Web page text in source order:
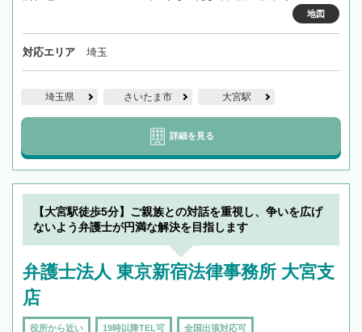
地図
対応エリア 埼玉
埼玉県 さいたま市 大宮駅
詳細を見る
【大宮駅徒歩5分】ご親族との対話を重視し、争いを広げ
ないよう弁護士が円満な解決を目指します
弁護士法人 東京新宿法律事務所 大宮支
店
役所から近い 19時以降TEL可 全国出張対応可